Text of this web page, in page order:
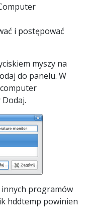
i postępować
myszy na
do panelu. W
innych programów
hddtemp powinien